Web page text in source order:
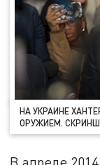
НА УКРАИНЕ
ОРУЖИЕМ.